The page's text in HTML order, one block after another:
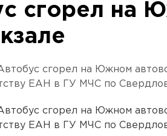
сгорел на
сгорел на Южном
ЕАН в ГУ МЧС по
сгорел на Южном
ЕАН в ГУ МЧС по